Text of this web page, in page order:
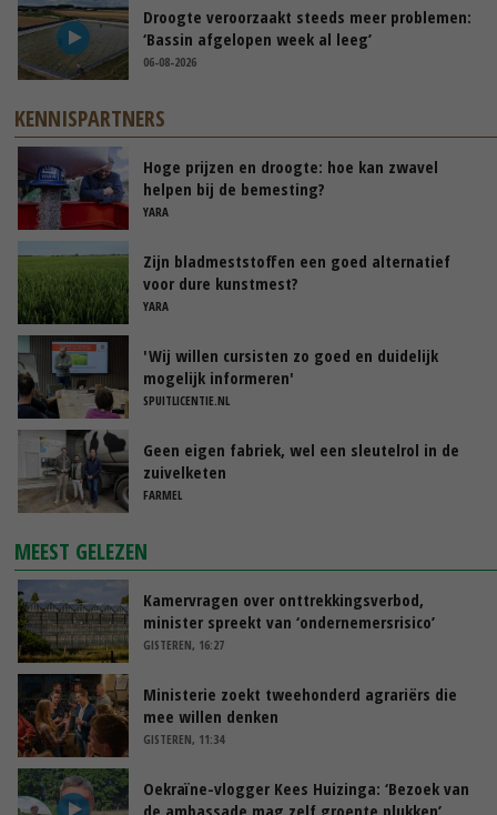
Droogte veroorzaakt steeds meer problemen:
‘Bassin afgelopen week al leeg’
06-08-2026
KENNISPARTNERS
Hoge prijzen en droogte: hoe kan zwavel
helpen bij de bemesting?
YARA
Zijn bladmeststoffen een goed alternatief
voor dure kunstmest?
YARA
'Wij willen cursisten zo goed en duidelijk
mogelijk informeren'
SPUITLICENTIE.NL
Geen eigen fabriek, wel een sleutelrol in de
zuivelketen
FARMEL
MEEST GELEZEN
Kamervragen over onttrekkingsverbod,
minister spreekt van ‘ondernemersrisico’
GISTEREN, 16:27
Ministerie zoekt tweehonderd agrariërs die
mee willen denken
GISTEREN, 11:34
Oekraïne-vlogger Kees Huizinga: ‘Bezoek van
de ambassade mag zelf groente plukken’